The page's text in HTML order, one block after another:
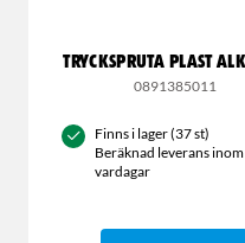
TRYCKSPRUTA PLAST
0891385011
Finns i lager (37 st)
Beräknad leverans inom
vardagar